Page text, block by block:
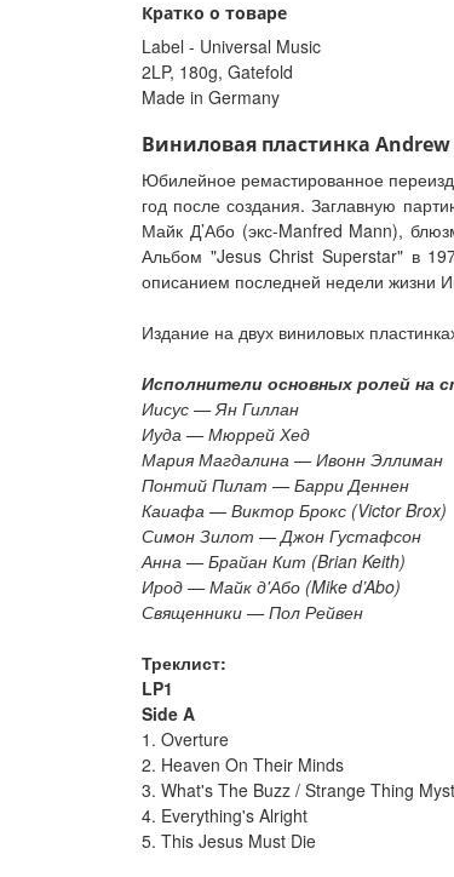
Кратко о товаре
Label - Universal Music
2LP, 180g, Gatefold
Made in Germany
Виниловая пластинка Andrew
Юбилейное ремастированное
год после создания. Заглавную
Майк Д’Або (экс-Manfred Mann),
Альбом "Jesus Christ Superstar" в
описанием последней недели жизни
Издание на двух виниловых
Исполнители основных ролей на
Иисус — Ян Гиллан
Иуда — Мюррей Хед
Мария Магдалина — Ивонн Эллиман
Понтий Пилат — Барри Деннен
Каиафа — Виктор Брокс (Victor Brox)
Симон Зилот — Джон Густафсон
Анна — Брайан Кит (Brian Keith)
Ирод — Майк д'Або (Mike d’Abo)
Священники — Пол Рейвен
Треклист:
LP1
Side A
1. Overture
2. Heaven On Their Minds
3. What's The Buzz / Strange Thing
4. Everything's Alright
5. This Jesus Must Die